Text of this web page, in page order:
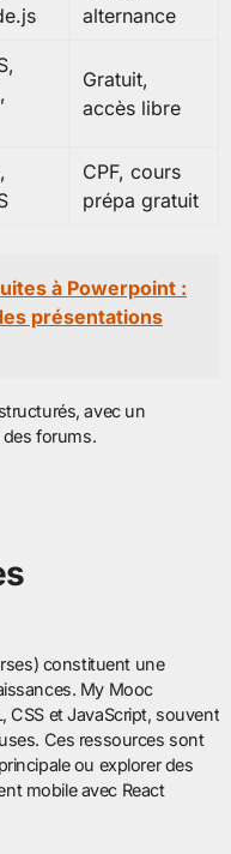
alternance
Gratuit,
accès libre
CPF, cours
prépa gratuit
à Powerpoint :
présentations
avec un
forums.
constituent une
My Mooc
CSS et JavaScript, souvent
Ces ressources sont
ou explorer des
mobile avec React